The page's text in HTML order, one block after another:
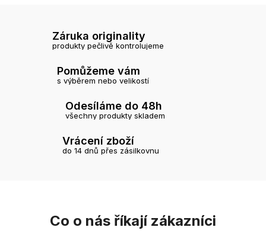
Záruka originality
produkty pečlivě kontrolujeme
Pomůžeme vám
s výběrem nebo velikostí
Odesíláme do 48h
všechny produkty skladem
Vrácení zboží
do 14 dnů přes zásilkovnu
Co o nás říkají zákazníci